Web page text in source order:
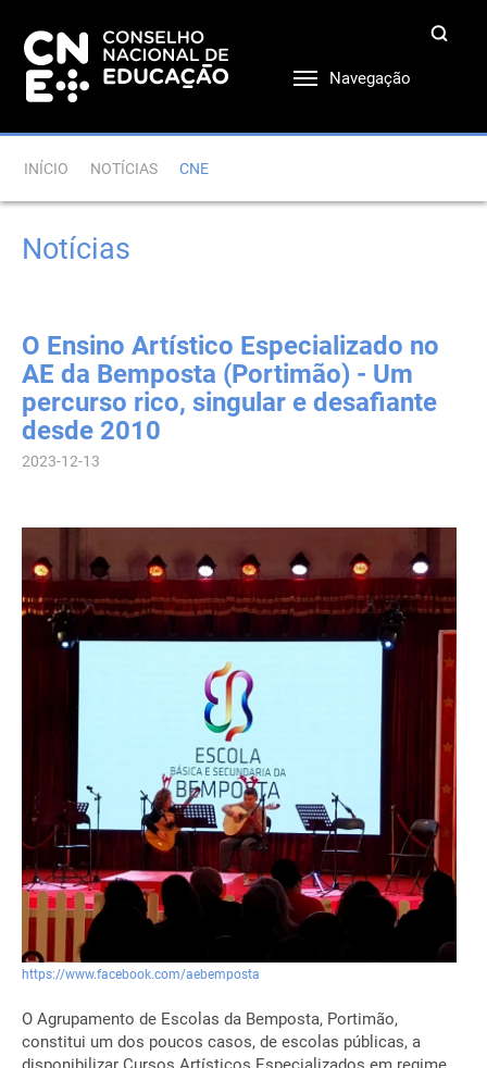
Navegação
INÍCIO NOTÍCIAS CNE
Notícias
O Ensino Artístico Especializado no
AE da Bemposta (Portimão) - Um
percurso rico, singular e desafiante
desde 2010
2023-12-13
https://www.facebook.com/aebemposta
O Agrupamento de Escolas da Bemposta, Portimão,
constitui um dos poucos casos, de escolas públicas, a